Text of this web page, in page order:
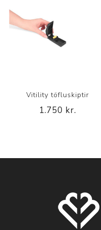
Vitility töfluskiptir
1.750 kr.